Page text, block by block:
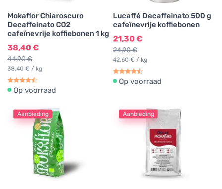
Mokaflor Chiaroscuro
Decaffeinato CO2
cafeïnevrije koffiebonen 1 kg
38,40 €
44,90 €
38,40 € / kg
Op voorraad
Lucaffé Decaffeinato 500 g
cafeïnevrije koffiebonen
21,30 €
24,90 €
42,60 € / kg
Op voorraad
Aanbieding Aanbieding